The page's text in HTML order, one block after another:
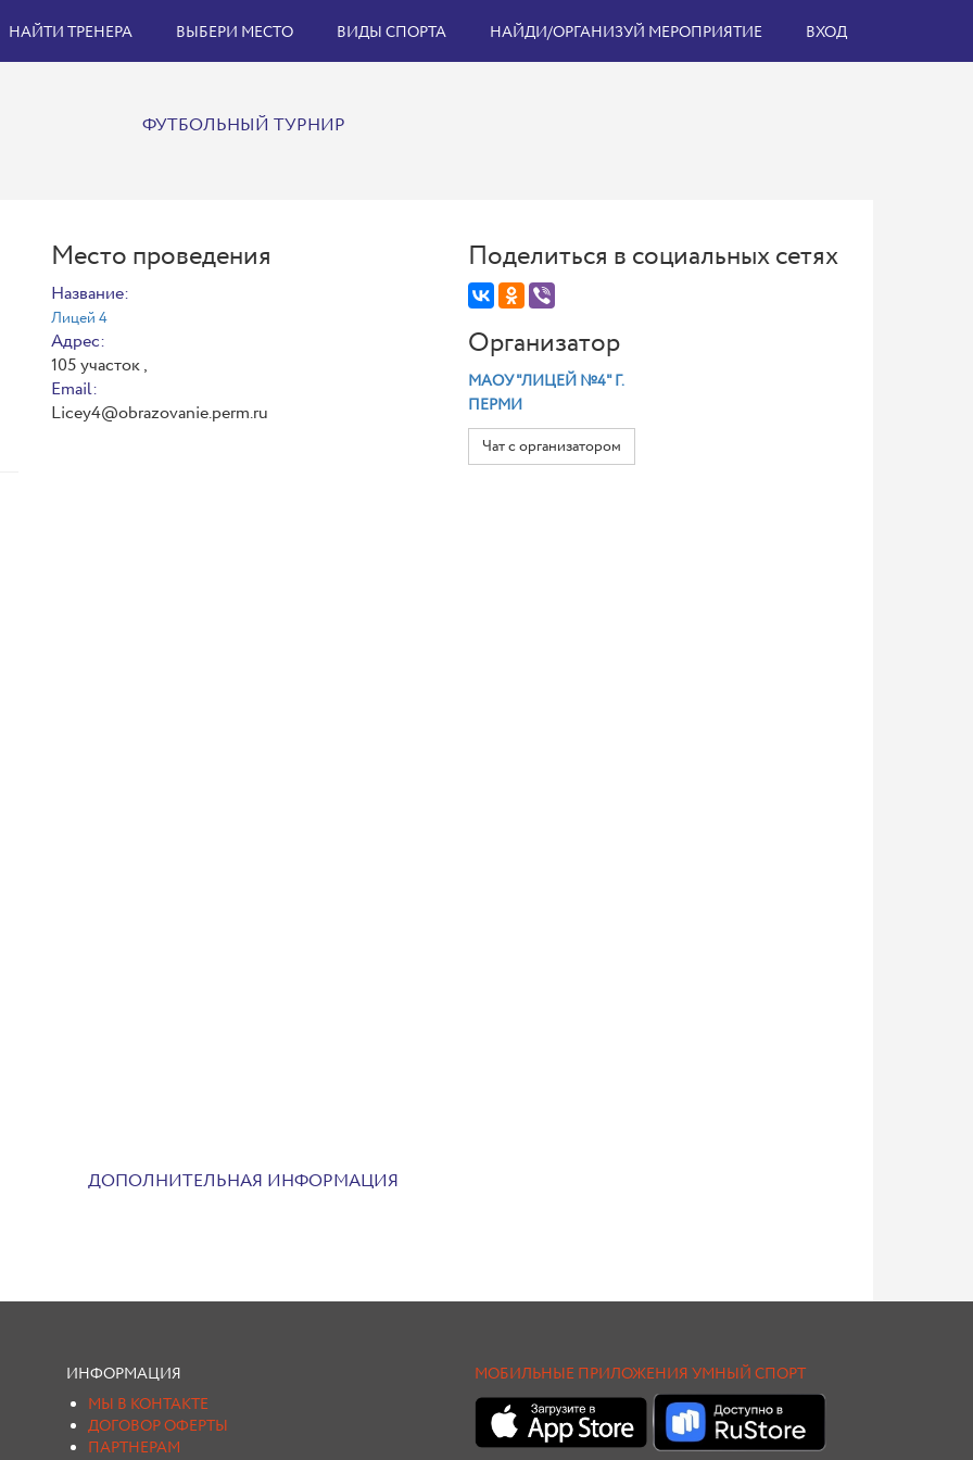
НАЙТИ ТРЕНЕРА ВЫБЕРИ МЕСТО ВИДЫ СПОРТА НАЙДИ/ОРГАНИЗУЙ МЕРОПРИЯТИЕ ВХОД
ФУТБОЛЬНЫЙ ТУРНИР
Место проведения
Название:
Лицей 4
Адрес:
105 участок ,
Email:
Licey4@obrazovanie.perm.ru
Поделиться в социальных сетях
Организатор
МАОУ "ЛИЦЕЙ №4" Г.
ПЕРМИ
Чат с организатором
ДОПОЛНИТЕЛЬНАЯ ИНФОРМАЦИЯ
ИНФОРМАЦИЯ
МЫ В КОНТАКТЕ
ДОГОВОР ОФЕРТЫ
ПАРТНЕРАМ
МОБИЛЬНЫЕ ПРИЛОЖЕНИЯ УМНЫЙ СПОРТ